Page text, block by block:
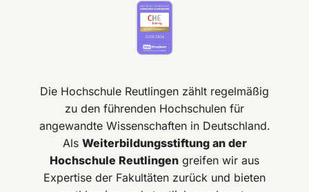
Die Hochschule Reutlingen zählt regelmäßig
zu den führenden Hochschulen für
angewandte Wissenschaften in Deutschland.
Als Weiterbildungsstiftung an der
Hochschule Reutlingen greifen wir aus
Expertise der Fakultäten zurück und bieten